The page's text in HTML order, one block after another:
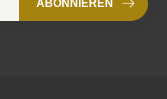
ABONNIEREN